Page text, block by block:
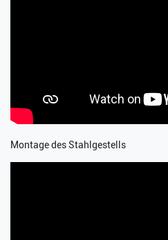
Montage des Stahlgestells